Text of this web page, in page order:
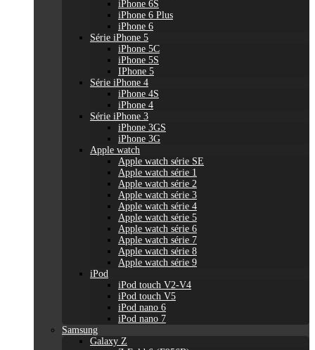
iPhone 6S
iPhone 6 Plus
iPhone 6
Série iPhone 5
iPhone 5C
iPhone 5S
IPhone 5
Série iPhone 4
iPhone 4S
iPhone 4
Série iPhone 3
iPhone 3GS
iPhone 3G
Apple watch
Apple watch série SE
Apple watch série 1
Apple watch série 2
Apple watch série 3
Apple watch série 4
Apple watch série 5
Apple watch série 6
Apple watch série 7
Apple watch série 8
Apple watch série 9
iPod
iPod touch V2-V4
iPod touch V5
iPod nano 6
iPod nano 7
Samsung
Galaxy Z